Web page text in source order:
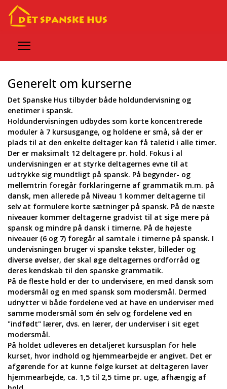
Generelt om kurserne
Det Spanske Hus tilbyder både holdundervisning og
enetimer i spansk.
Holdundervisningen udbydes som korte koncentrerede
moduler à 7 kursusgange, og holdene er små, så der er
plads til at den enkelte deltager kan få taletid i alle timer.
Der er maksimalt 12 deltagere pr. hold. Fokus i al
undervisningen er at styrke deltagernes evne til at
udtrykke sig mundtligt på spansk. På begynder- og
mellemtrin foregår forklaringerne af grammatik m.m. på
dansk, men allerede på Niveau 1 kommer deltagerne til
selv at formulere korte sætninger på spansk. På de næste
niveauer kommer deltagerne gradvist til at sige mere på
spansk og mindre på dansk i timerne. På de højeste
niveauer (6 og 7) foregår al samtale i timerne på spansk. I
undervisningen bruger vi spanske tekster, billeder og
diverse øvelser, der skal øge deltagernes ordforråd og
deres kendskab til den spanske grammatik.
På de fleste hold er der to undervisere, en med dansk som
modersmål og en med spansk som modersmål. Dermed
udnytter vi både fordelene ved at have en underviser med
samme modersmål som én selv og fordelene ved en
"indfødt" lærer, dvs. en lærer, der underviser i sit eget
modersmål.
På holdet udleveres en detaljeret kursusplan for hele
kurset, hvor indhold og hjemmearbejde er angivet. Det er
afgørende for at kunne følge kurset at deltageren laver
hjemmearbejde, ca. 1,5 til 2,5 time pr. uge, afhængig af